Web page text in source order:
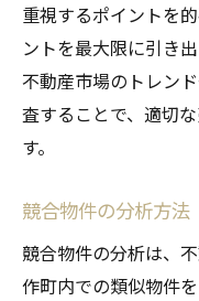
重視するポイントを
ントを最大限に引き
不動産市場のトレン
査することで、適切
す。
競合物件の分析方法
競合物件の分析は、
作町内での類似物件